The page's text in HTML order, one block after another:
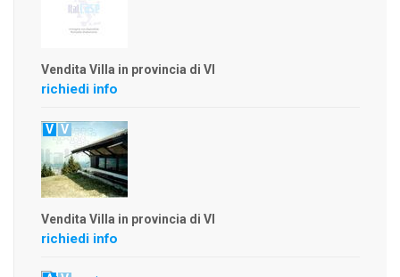
Vendita Villa in provincia di VI
richiedi info
V V
Vendita Villa in provincia di VI
richiedi info